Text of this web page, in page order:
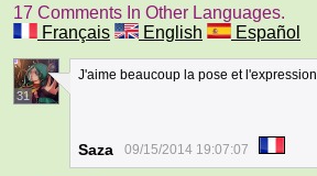
17 Comments In Other Languages.
Français
English Español
31
J'aime beaucoup la pose et
Saza 09/15/2014 19:07:07